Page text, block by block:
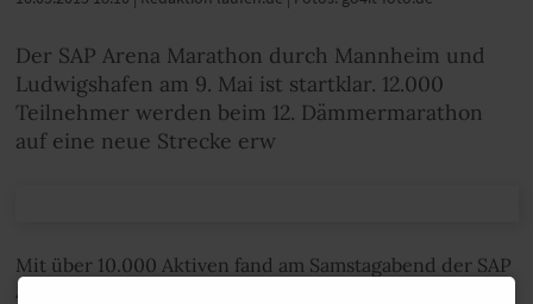
Der SAP Arena Marathon durch Mannheim und
Ludwigshafen am 9. Mai ist startklar. 12.000
Teilnehmer werden beim 12. Dämmermarathon
auf eine neue Strecke erw
Mit über 10.000 Aktiven fand am Samstagabend der SAP
Arena Marathon in Mannheim und Ludwigshafen statt.